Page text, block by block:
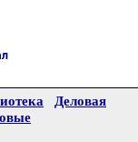
Деловая